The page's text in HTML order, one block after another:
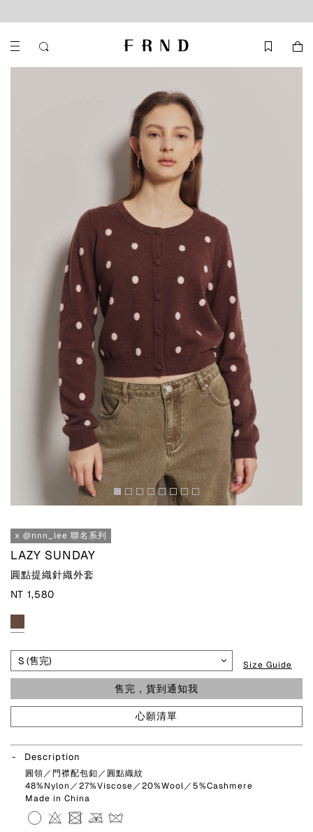
x @nnn_lee 聯名系列
LAZY SUNDAY
圓點提織針織外套
NT 1,580
Size Guide
售完，貨到通知我
心願清單
Description
圓領／門襟配包釦／圓點織紋
48%Nylon／27%Viscose／20%Wool／5%Cashmere
Made in China